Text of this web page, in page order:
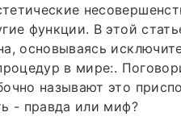
функции. В этой
основываясь
в мире:.
называют это
- правда или миф?